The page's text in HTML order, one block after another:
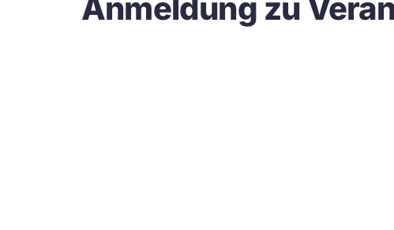
Anmeldung zu